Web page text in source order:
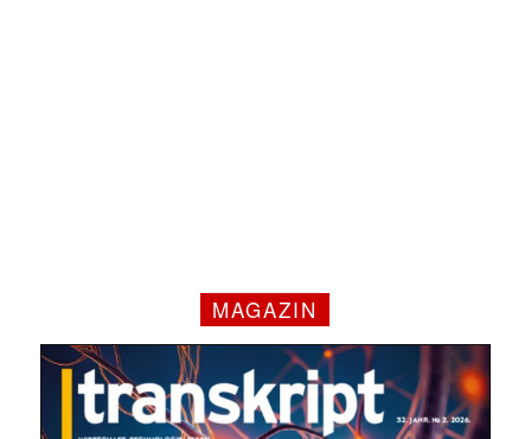
MAGAZIN